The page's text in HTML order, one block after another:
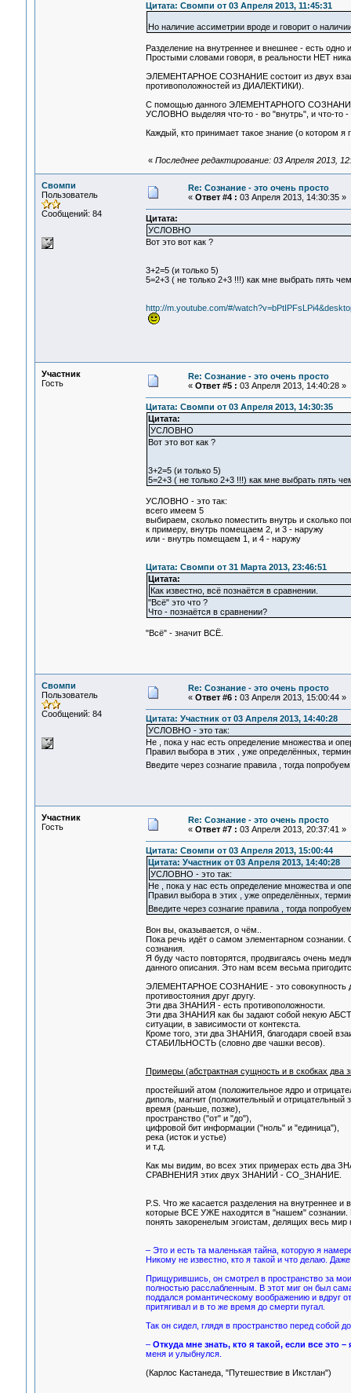
Цитата: Свомпи от 03 Апреля 2013, 11:45:31
Но наличие ассиметрии вроде и говорит о
Разделение на внутреннее и внешнее - есть
Простыми словами говоря, в реальности НЕТ
ЭЛЕМЕНТАРНОЕ СОЗНАНИЕ состоит из двух
противоположностей из ДИАЛЕКТИКИ).
С помощью данного ЭЛЕМЕНТАРНОГО
УСЛОВНО выделяя что-то - во "внутрь", и что-то -
Каждый, кто принимает такое знание (о котором
« Последнее редактирование: 03 Апреля 2013,
Свомпи
Пользователь
Сообщений: 84
Re: Сознание - это очень просто
« Ответ #4 : 03 Апреля 2013, 14:30:35 »
Цитата:
УСЛОВНО
Вот это вот как ?
3+2=5 (и только 5)
5=2+3 ( не только 2+3 !!!) как мне выбрать пять
http://m.youtube.com/#/
Участник
Гость
Re: Сознание - это очень просто
« Ответ #5 : 03 Апреля 2013, 14:40:28 »
Цитата: Свомпи от 03 Апреля 2013, 14:30:35
Цитата:
УСЛОВНО
Вот это вот как ?
3+2=5 (и только 5)
5=2+3 ( не только 2+3 !!!) как мне выбрать пять
УСЛОВНО - это так:
всего имеем 5
выбираем, сколько поместить внутрь и сколько
к примеру, внутрь помещаем 2, и 3 - наружу
или - внутрь помещаем 1, и 4 - наружу
Цитата: Свомпи от 31 Марта 2013, 23:46:51
Цитата:
Как известно, всё познаётся в сравнении.
"Всё" это что ?
Что - познаётся в сравнении?
"Всё" - значит ВСЁ.
Свомпи
Пользователь
Сообщений: 84
Re: Сознание - это очень просто
« Ответ #6 : 03 Апреля 2013, 15:00:44 »
Цитата: Участник от 03 Апреля 2013, 14:40:28
УСЛОВНО - это так:
Не , пока у нас есть определение множества и
Правил выбора в этих , уже определённых,
Введите через сознагие правила , тогда
Участник
Гость
Re: Сознание - это очень просто
« Ответ #7 : 03 Апреля 2013, 20:37:41 »
Цитата: Свомпи от 03 Апреля 2013, 15:00:44
Цитата: Участник от 03 Апреля 2013, 14:40:28
УСЛОВНО - это так:
Не , пока у нас есть определение множества и
Правил выбора в этих , уже определённых,
Введите через сознагие правила , тогда
Вон вы, оказывается, о чём..
Пока речь идёт о самом элементарном сознании.
сознания.
Я буду часто повторятся, продвигаясь очень
данного описания. Это нам всем весьма
ЭЛЕМЕНТАРНОЕ СОЗНАНИЕ - это совокупность
противостояния друг другу.
Эти два ЗНАНИЯ - есть противоположности.
Эти два ЗНАНИЯ как бы задают собой некую
ситуации, в зависимости от контекста.
Кроме того, эти два ЗНАНИЯ, благодаря своей
СТАБИЛЬНОСТЬ (словно две чашки весов).
Примеры (абстрактная сущность и в скобках два
простейший атом (положительное ядро и
диполь, магнит (положительный и отрицательный
время (раньше, позже),
пространство ("от" и "до"),
цифровой бит информации ("ноль" и "единица"),
река (исток и устье)
и т.д.
Как мы видим, во всех этих примерах есть два
СРАВНЕНИЯ этих двух ЗНАНИЙ - СО_ЗНАНИЕ.
P.S. Что же касается разделения на внутреннее
которые ВСЕ УЖЕ находятся в "нашем" сознании.
понять закоренелым эгоистам, делящих весь
– Это и есть та маленькая тайна, которую я
Никому не известно, кто я такой и что делаю.
Прищурившись, он смотрел в пространство за
полностью расслабленным. В этот миг он был
поддался романтическому воображению и вдруг
притягивал и в то же время до смерти пугал.
Так он сидел, глядя в пространство перед собой
– Откуда мне знать, кто я такой, если все это –
меня и улыбнулся.
(Карлос Кастанеда, "Путешествие в Икстлан")